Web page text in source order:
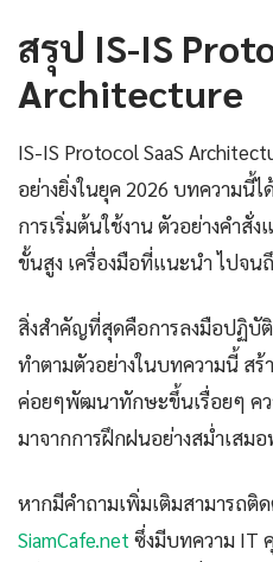
สรุป IS-IS
Architecture
IS-IS Protocol SaaS
อย่างยิ่งในยุค 2026 บทความนี้
การเริ่มต้นใช้งาน ตัวอย่างคำสั่
ขั้นสูง เครื่องมือที่แนะนำ ไปจน
สิ่งสำคัญที่สุดคือการลงมือปฏิบั
ทำตามตัวอย่างในบทความนี้ สร้
ค่อยๆพัฒนาทักษะขึ้นเรื่อยๆ คว
มาจากการฝึกฝนอย่างสม่ำเสม
หากมีคำถามเพิ่มเติมสามารถ
SiamCafe.net ซึ่งมีบทความ IT